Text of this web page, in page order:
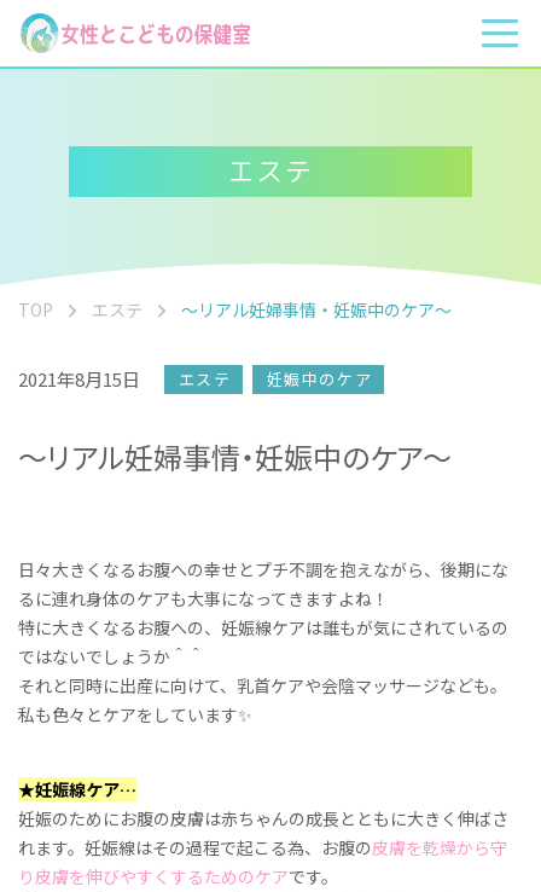
エステ
TOP エステ 〜リアル妊婦事情・妊娠中のケア〜
2021年8月15日 エステ 妊娠中のケア
〜リアル妊婦事情・妊娠中のケア〜
日々大きくなるお腹への幸せとプチ不調を抱えながら、後期にな
るに連れ身体のケアも大事になってきますよね！
特に大きくなるお腹への、妊娠線ケアは誰もが気にされているの
ではないでしょうか＾＾
それと同時に出産に向けて、乳首ケアや会陰マッサージなども。
私も色々とケアをしています✨
★妊娠線ケア…
妊娠のためにお腹の皮膚は赤ちゃんの成長とともに大きく伸ばさ
れます。妊娠線はその過程で起こる為、お腹の皮膚を乾燥から守
り皮膚を伸びやすくするためのケアです。